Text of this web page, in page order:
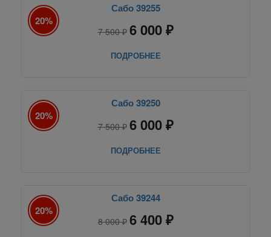
20%
Сабо 39255
7 500 ₽ 6 000 ₽
ПОДРОБНЕЕ
20%
Сабо 39250
7 500 ₽ 6 000 ₽
ПОДРОБНЕЕ
20%
Сабо 39244
8 000 ₽ 6 400 ₽